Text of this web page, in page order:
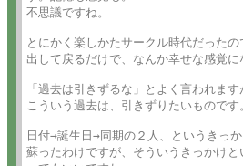
不思議ですね。
とにかく楽しかたサークル時代だった
出して戻るだけで、なんか幸せな感覚に
「過去は引きずるな」とよく言われます
こういう過去は、引きずりたいものです
日付→誕生日→同期の２人、というきっ
蘇ったわけですが、そういうきっかけ